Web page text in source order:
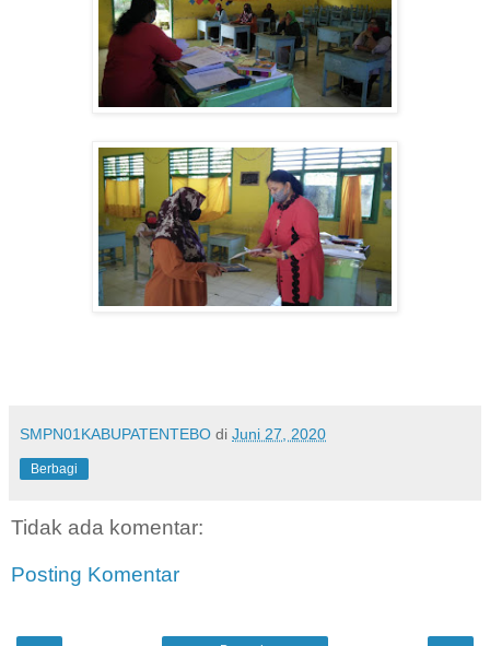
SMPN01KABUPATENTEBO di Juni 27, 2020
Berbagi
Tidak ada komentar:
Posting Komentar